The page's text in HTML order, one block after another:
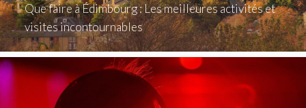
Que faire à Édimbourg : Les meilleures activités et
visites incontournables